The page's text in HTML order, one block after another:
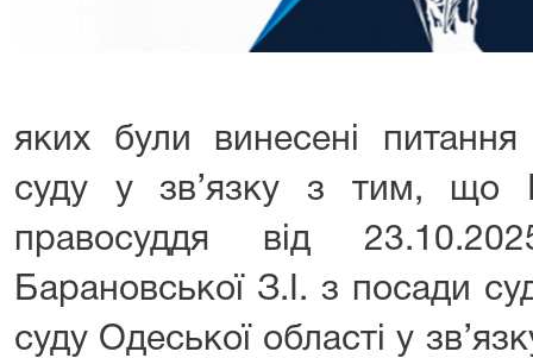
яких були винесені
суду у зв’язку з тим, що
правосуддя від
Барановської З.І. з посади
суду Одеської області у